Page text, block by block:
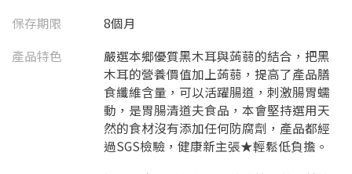
保存期限
8個月
產品特色
嚴選本鄉優質黑木耳與蒟蒻的結合，把黑
木耳的營養價值加上蒟蒻，提高了產品膳
食纖維含量，可以活躍腸道，刺激腸胃蠕
動，是胃腸清道夫食品，本會堅持選用天
然的食材沒有添加任何防腐劑，產品都經
過SGS檢驗，健康新主張★輕鬆低負擔。